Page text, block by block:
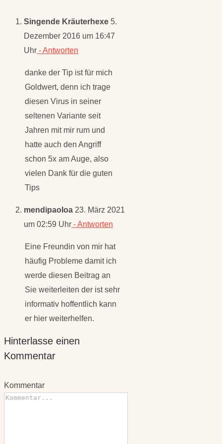
Uhr- Antworten
danke der Tip ist für mich
diesen Virus in seiner
seltenen Variante seit
Jahren mit mir rum und
hatte auch den Angriff
schon 5x am Auge, also
vielen Dank für die guten
Tips
mendipaoloa
Eine Freundin von mir hat
werde diesen Beitrag an
Sie weiterleiten der ist sehr
informativ hoffentlich kann
er hier weiterhelfen.
Hinterlasse einen
Kommentar